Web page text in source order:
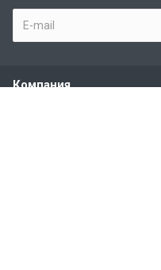
Компания